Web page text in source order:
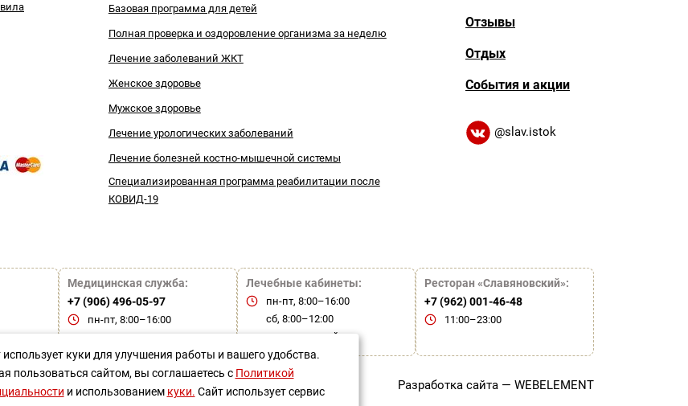
Базовая программа для детей
Полная проверка и оздоровление организма за неделю
Лечение заболеваний ЖКТ
Женское здоровье
Мужское здоровье
Лечение урологических заболеваний
Лечение болезней костно-мышечной системы
Специализированная программа реабилитации после
КОВИД-19
Отзывы
Отдых
События и акции
@slav.istok
Медицинская служба:
+7 (906) 496-05-97
пн-пт, 8:00–16:00
Лечебные кабинеты:
пн-пт, 8:00–16:00
сб, 8:00–12:00
вс — выходной
Ресторан «Славяновский»:
+7 (962) 001-46-48
11:00–23:00
соглашение Политика конфиденциальности Разработка сайта — WEBELEMENT
использует куки для улучшения работы и вашего удобства.
пользоваться сайтом, вы соглашаетесь с Политикой
и использованием куки. Сайт использует сервис